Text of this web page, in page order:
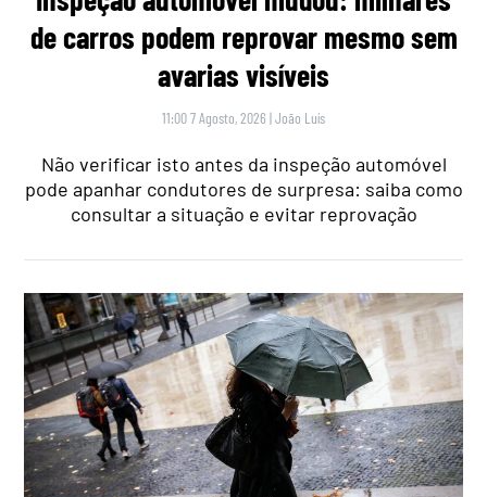
de carros podem reprovar mesmo sem
avarias visíveis
11:00 7 Agosto, 2026 |João Luís
Não verificar isto antes da inspeção automóvel
pode apanhar condutores de surpresa: saiba como
consultar a situação e evitar reprovação